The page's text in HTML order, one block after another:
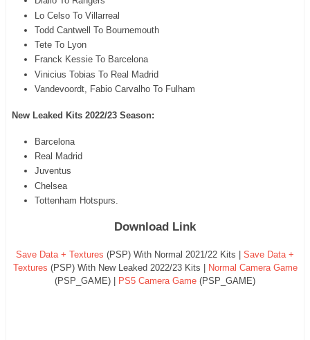
Lo Celso To Villarreal
Todd Cantwell To Bournemouth
Tete To Lyon
Franck Kessie To Barcelona
Vinicius Tobias To Real Madrid
Vandevoordt, Fabio Carvalho To Fulham
New Leaked Kits 2022/23 Season:
Barcelona
Real Madrid
Juventus
Chelsea
Tottenham Hotspurs.
Download Link
Save Data + Textures (PSP) With Normal 2021/22 Kits | Save Data +
Textures (PSP) With New Leaked 2022/23 Kits |
Normal Camera Game
(PSP_GAME) |
PS5 Camera Game (PSP_GAME)